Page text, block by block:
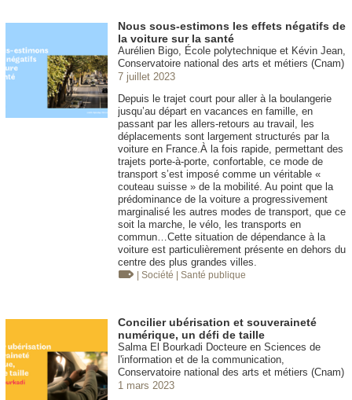
Nous sous-estimons les effets négatifs de
la voiture sur la santé
Aurélien Bigo, École polytechnique et Kévin Jean,
Conservatoire national des arts et métiers (Cnam)
7 juillet 2023
Depuis le trajet court pour aller à la boulangerie
jusqu’au départ en vacances en famille, en
passant par les allers-retours au travail, les
déplacements sont largement structurés par la
voiture en France.À la fois rapide, permettant des
trajets porte-à-porte, confortable, ce mode de
transport s’est imposé comme un véritable «
couteau suisse » de la mobilité. Au point que la
prédominance de la voiture a progressivement
marginalisé les autres modes de transport, que ce
soit la marche, le vélo, les transports en
commun…Cette situation de dépendance à la
voiture est particulièrement présente en dehors du
centre des plus grandes villes.
| Société | Santé publique
Concilier ubérisation et souveraineté
numérique, un défi de taille
Salma El Bourkadi Docteure en Sciences de
l'information et de la communication,
Conservatoire national des arts et métiers (Cnam)
1 mars 2023